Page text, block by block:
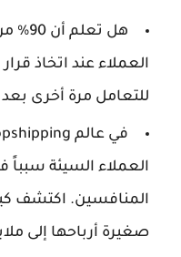
هل
للتعامل مرة أخرى بعد
صغيرة أرباحها إلى